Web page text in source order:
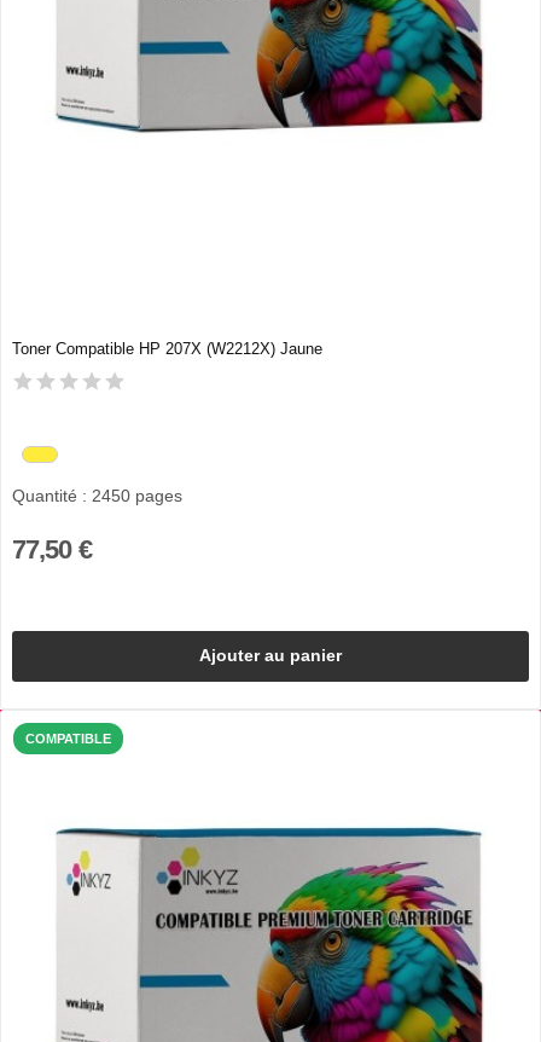
Toner Compatible HP 207X (W2212X) Jaune
Quantité : 2450 pages
77,50 €
Ajouter au panier
COMPATIBLE